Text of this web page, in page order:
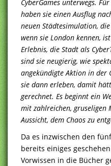
CyberGames unterwegs.
haben sie einen Ausflug
neuen Städtesimulation,
wenn sie London kennen,
Erlebnis, die Stadt als
sind sie neugierig, wie
angekündigte Aktion in der
sie dann erleben, damit
gerechnet. Es beginnt ein
mit zahlreichen, gruseligen
Aussicht, dem Chaos zu
Da es inzwischen den
bereits einiges
Vorwissen in die Bücher